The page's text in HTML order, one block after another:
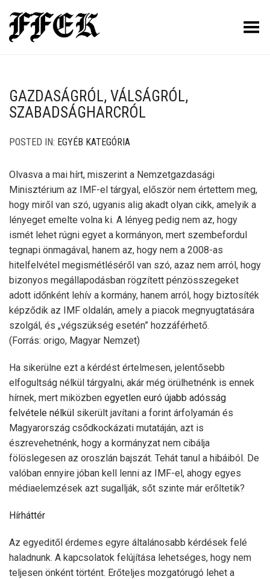
Toggle Menu
GAZDASÁGRÓL, VÁLSÁGRÓL,
SZABADSÁGHARCRÓL
POSTED IN: EGYÉB KATEGÓRIA
Olvasva a mai hírt, miszerint a Nemzetgazdasági
Minisztérium az IMF-el tárgyal, először nem értettem meg,
hogy miről van szó, ugyanis alig akadt olyan cikk, amelyik a
lényeget emelte volna ki. A lényeg pedig nem az, hogy
ismét lehet rúgni egyet a kormányon, mert szembefordul
tegnapi önmagával, hanem az, hogy nem a 2008-as
hitelfelvétel megismétléséről van szó, azaz nem arról, hogy
bizonyos megállapodásban rögzített pénzösszegeket
adott időnként lehív a kormány, hanem arról, hogy biztosíték
képződik az IMF oldalán, amely a piacok megnyugtatására
szolgál, és „végszükség esetén” hozzáférhető.
(Forrás: origo, Magyar Nemzet)
Ha sikerülne ezt a kérdést értelmesen, jelentősebb
elfogultság nélkül tárgyalni, akár még örülhetnénk is ennek
hírnek, mert miközben egyetlen euró újabb adósság
felvétele nélkül sikerült javítani a forint árfolyamán és
Magyarország csődkockázati mutatáján, azt is
észrevehetnénk, hogy a kormányzat nem cibálja
fölöslegesen az oroszlán bajszát. Tehát tanul a hibáiból. De
valóban ennyire jóban kell lenni az IMF-el, ahogy egyes
médiaelemzések azt sugallják, sőt szinte már erőltetik?
Hírháttér
Az egyeditől érdemes egyre általánosabb kérdések felé
haladnunk. A kapcsolatok felújítása lehetséges, hogy nem
teljesen önként történt. Erőteljes mozgatórugó lehet a